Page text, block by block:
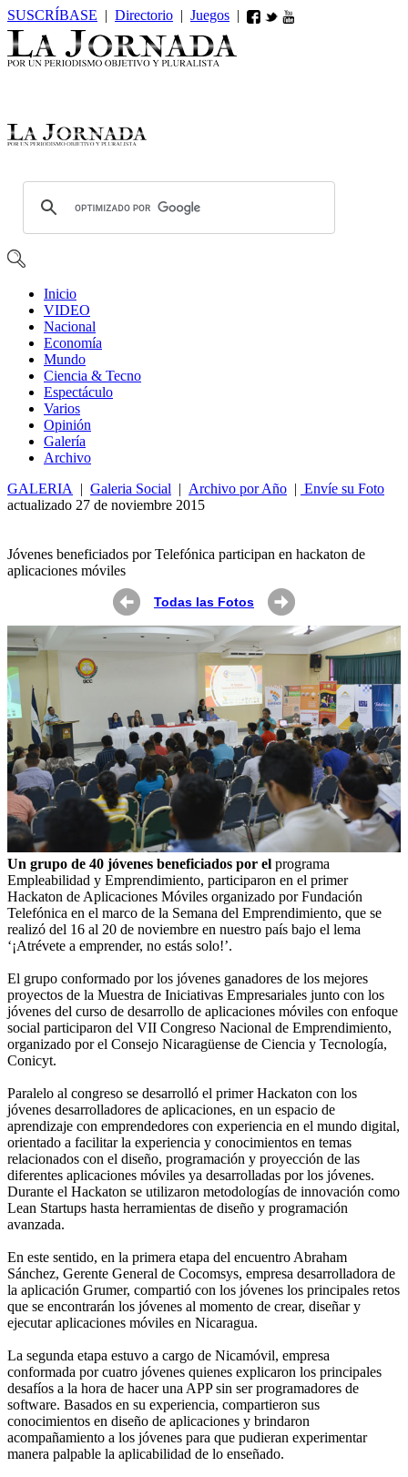
SUSCRÍBASE | Directorio | Juegos |
Inicio
VIDEO
Nacional
Economía
Mundo
Ciencia & Tecno
Espectáculo
Varios
Opinión
Galería
Archivo
GALERIA
| Galeria Social | Archivo por Año | Envíe su Foto
actualizado 27 de noviembre 2015
Jóvenes beneficiados por Telefónica participan en hackaton de
aplicaciones móviles
Todas las Fotos
Un grupo de 40 jóvenes beneficiados por el programa
Empleabilidad y Emprendimiento, participaron en el primer
Hackaton de Aplicaciones Móviles organizado por Fundación
Telefónica en el marco de la Semana del Emprendimiento, que se
realizó del 16 al 20 de noviembre en nuestro país bajo el lema
‘¡Atrévete a emprender, no estás solo!’.
El grupo conformado por los jóvenes ganadores de los mejores
proyectos de la Muestra de Iniciativas Empresariales junto con los
jóvenes del curso de desarrollo de aplicaciones móviles con enfoque
social participaron del VII Congreso Nacional de Emprendimiento,
organizado por el Consejo Nicaragüense de Ciencia y Tecnología,
Conicyt.
Paralelo al congreso se desarrolló el primer Hackaton con los
jóvenes desarrolladores de aplicaciones, en un espacio de
aprendizaje con emprendedores con experiencia en el mundo digital,
orientado a facilitar la experiencia y conocimientos en temas
relacionados con el diseño, programación y proyección de las
diferentes aplicaciones móviles ya desarrolladas por los jóvenes.
Durante el Hackaton se utilizaron metodologías de innovación como
Lean Startups hasta herramientas de diseño y programación
avanzada.
En este sentido, en la primera etapa del encuentro Abraham
Sánchez, Gerente General de Cocomsys, empresa desarrolladora de
la aplicación Grumer, compartió con los jóvenes los principales retos
que se encontrarán los jóvenes al momento de crear, diseñar y
ejecutar aplicaciones móviles en Nicaragua.
La segunda etapa estuvo a cargo de Nicamóvil, empresa
conformada por cuatro jóvenes quienes explicaron los principales
desafíos a la hora de hacer una APP sin ser programadores de
software. Basados en su experiencia, compartieron sus
conocimientos en diseño de aplicaciones y brindaron
acompañamiento a los jóvenes para que pudieran experimentar
manera palpable la aplicabilidad de lo enseñado.